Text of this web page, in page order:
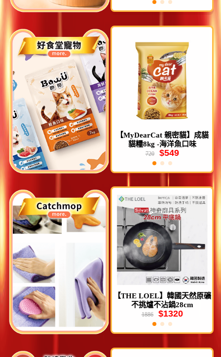
【MyDearCat 親密貓】成貓
貓糧8kg -海洋魚口味
720 $549
【BowU 飽優】全方位營養貓
食7Kg-鮭魚口味
899 $780
【THE LOEL】韓國天然原礦
不挑爐不沾鍋28cm
1886 $1320
【THE LOEL】韓國360°旋轉
水龍頭過濾器(濾器1+濾芯4)
1210 $970